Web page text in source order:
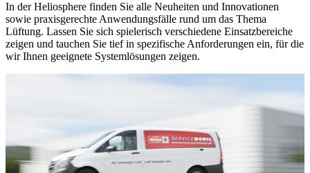
In der Heliosphere finden Sie alle Neuheiten und Innovationen
sowie praxisgerechte Anwendungsfälle rund um das Thema
Lüftung. Lassen Sie sich spielerisch verschiedene Einsatzbereiche
zeigen und tauchen Sie tief in spezifische Anforderungen ein, für die
wir Ihnen geeignete Systemlösungen zeigen.